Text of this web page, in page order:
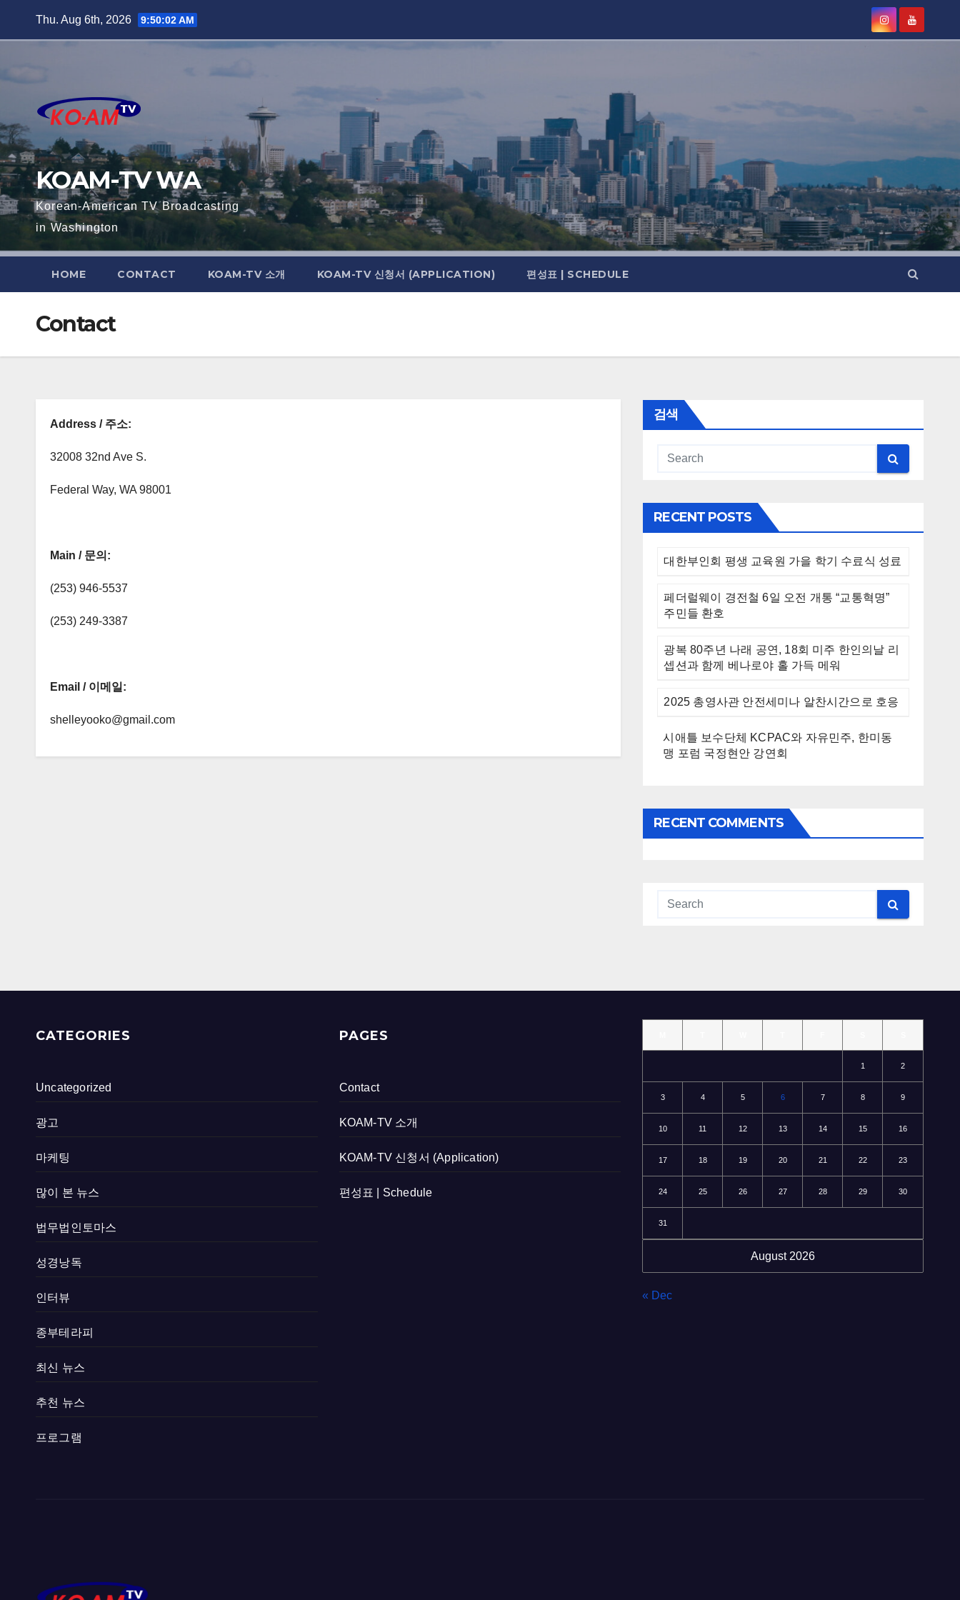
Thu. Aug 6th, 2026 9:50:03 AM
KOAM-TV WA
Korean-American TV Broadcasting
in Washington
HOME CONTACT KOAM-TV 소개 KOAM-TV 신청서 (APPLICATION) 편성표 | SCHEDULE
Contact
Address / 주소:
32008 32nd Ave S.
Federal Way, WA 98001
Main / 문의:
(253) 946-5537
(253) 249-3387
Email / 이메일:
shelleyooko@gmail.com
검색
RECENT POSTS
대한부인회 평생 교육원 가을 학기 수료식 성료
페더럴웨이 경전철 6일 오전 개통 “교통혁명”
주민들 환호
광복 80주년 나래 공연, 18회 미주 한인의날 리
셉션과 함께 베나로야 홀 가득 메워
2025 총영사관 안전세미나 알찬시간으로 호응
시애틀 보수단체 KCPAC와 자유민주, 한미동
맹 포럼 국정현안 강연회
RECENT COMMENTS
CATEGORIES
Uncategorized
광고
마케팅
많이 본 뉴스
법무법인토마스
성경낭독
인터뷰
종부테라피
최신 뉴스
추천 뉴스
프로그램
PAGES
Contact
KOAM-TV 소개
KOAM-TV 신청서 (Application)
편성표 | Schedule
August 2026
1 2
3 4 5 6 7 8 9
10 11 12 13 14 15 16
17 18 19 20 21 22 23
24 25 26 27 28 29 30
31
« Dec